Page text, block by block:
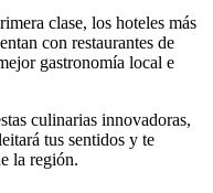
clase, los hoteles más
con restaurantes de
gastronomía local e
culinarias innovadoras,
tus sentidos y te
la región.